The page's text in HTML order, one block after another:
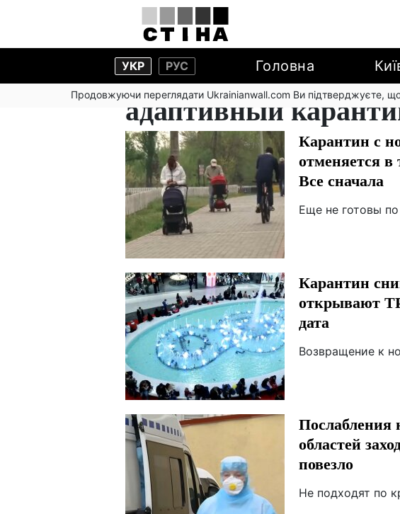
УКР РУС Головна
Продовжуючи переглядати Ukrainianwall.com Ви підтверджуєте,
адаптивный
Карантин с
отменяется
Все сначала
Еще не готовы
Карантин
открывают
дата
Возвращение к
Послабления
областей
повезло
Не подходят по